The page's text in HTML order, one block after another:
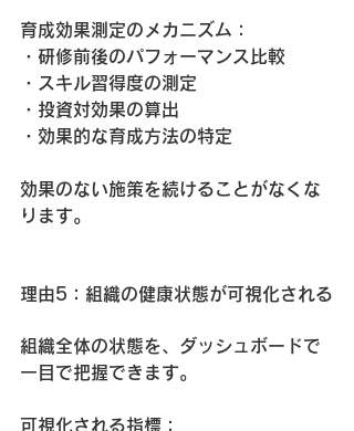
育成効果測定のメカニズム：
・研修前後のパフォーマンス比較
・スキル習得度の測定
・投資対効果の算出
・効果的な育成方法の特定
効果のない施策を続けることがなくな
ります。
理由5：組織の健康状態が可視化される
組織全体の状態を、ダッシュボードで
一目で把握できます。
可視化される指標：